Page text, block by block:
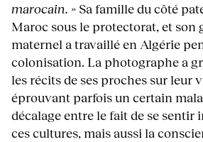
marocain. » Sa famille du côté
Maroc sous le protectorat, et son
maternel a travaillé en Algérie
colonisation. La photographe a
les récits de ses proches sur leur
éprouvant parfois un certain
décalage entre le fait de se sentir
ces cultures, mais aussi la